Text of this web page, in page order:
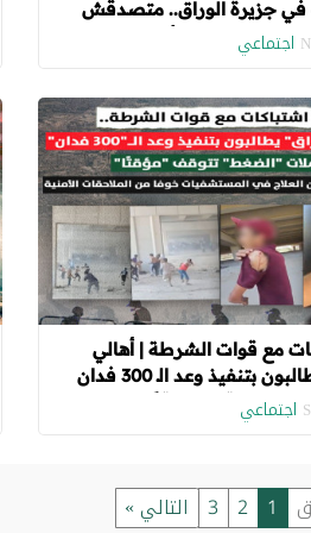
في جزيرة الوراق.. متصدقش
مفاوضات الأمن الوطني
اجتماعي
مع قوات الشرطة | أهالي
"الوراق" يطالبون بتنفيذ وعد الـ 300 فدان
تتوقف "مؤقتًا".. ومصابون
في المستشفيات خوفا من
اجتماعي
1
2
3 التالي »